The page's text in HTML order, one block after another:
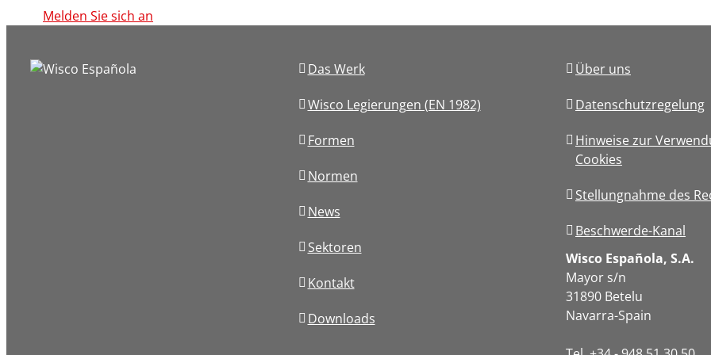
Melden Sie sich an
Das Werk
Wisco Legierungen (EN 1982)
Formen
Normen
News
Sektoren
Kontakt
Downloads
Über uns
Datenschutzregelung
Hinweise zur
Cookies
Stellungnahme des
Beschwerde-Kanal
Wisco Española, S.A.
Mayor s/n
31890 Betelu
Navarra-Spain